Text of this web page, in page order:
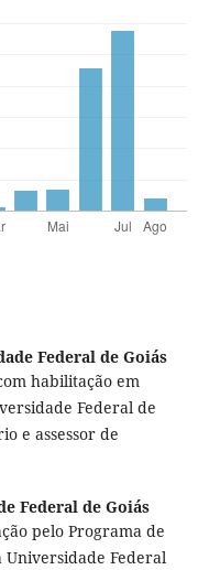
Federal de Goiás
habilitação em
Federal de
e assessor de
Federal de Goiás
pelo Programa de
Universidade Federal